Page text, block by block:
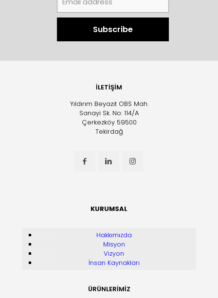
İLETİŞİM
Yıldırım Beyazıt OBS Mah.
Sanayi Sk. No: 114/A
Çerkezköy 59500
Tekirdağ
KURUMSAL
Hakkımızda
Misyon
Vizyon
İnsan Kaynakları
ÜRÜNLERİMİZ